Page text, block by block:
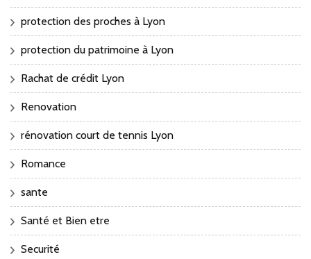
protection des proches à Lyon
protection du patrimoine à Lyon
Rachat de crédit Lyon
Renovation
rénovation court de tennis Lyon
Romance
sante
Santé et Bien etre
Securité